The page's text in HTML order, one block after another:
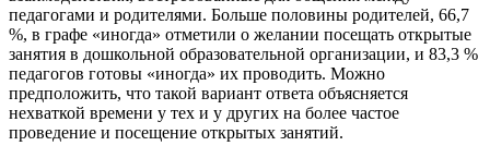
педагогами и родителями. Больше половины родителей, 66,7
%, в графе «иногда» отметили о желании посещать открытые
занятия в дошкольной образовательной организации, и 83,3 %
педагогов готовы «иногда» их проводить. Можно
предположить, что такой вариант ответа объясняется
нехваткой времени у тех и у других на более частое
проведение и посещение открытых занятий.